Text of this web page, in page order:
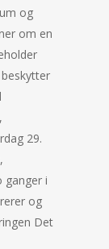
og
om en
29.
ganger i
og
Det